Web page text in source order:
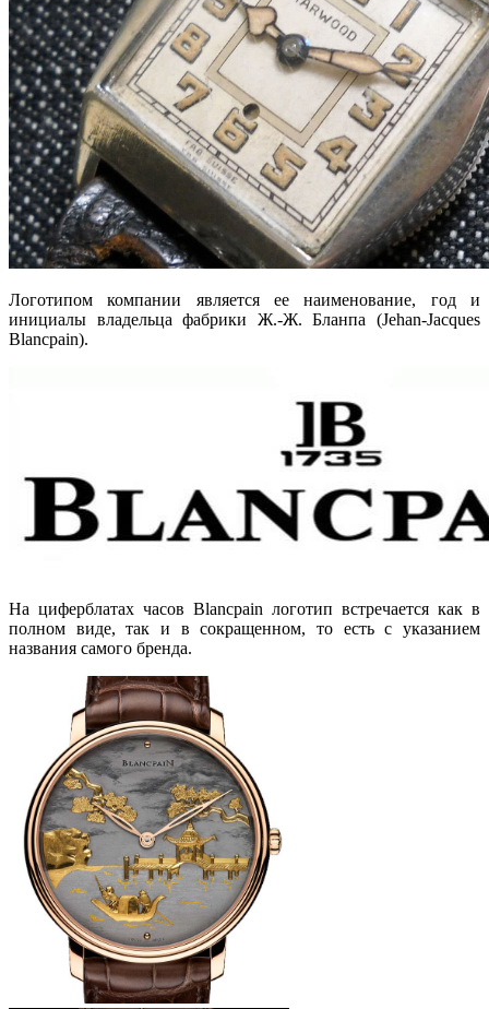
Логотипом компании является ее наименование, год и
инициалы владельца фабрики Ж.-Ж. Бланпа (Jehan-Jacques
Blancpain).
На циферблатах часов Blancpain логотип встречается как в
полном виде, так и в сокращенном, то есть с указанием
названия самого бренда.